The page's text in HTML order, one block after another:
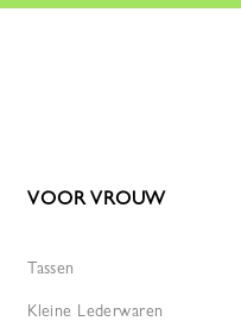
VOOR VROUW
Tassen
Kleine Lederwaren